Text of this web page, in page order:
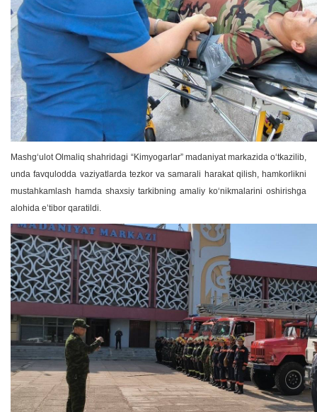
Mashg‘ulot Olmaliq shahridagi “Kimyogarlar” madaniyat markazida o‘tkazilib,
unda favqulodda vaziyatlarda tezkor va samarali harakat qilish, hamkorlikni
mustahkamlash hamda shaxsiy tarkibning amaliy ko‘nikmalarini oshirishga
alohida e’tibor qaratildi.